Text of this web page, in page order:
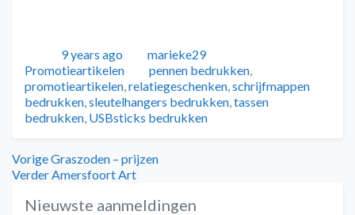
Geplaatst
9 years ago Auteur
marieke29
Promotieartikelen
Tags
pennen bedrukken
promotieartikelen relatiegeschenken schrijfmappen
bedrukken sleutelhangers bedrukken tassen
bedrukken USBsticks bedrukken
Bericht
navigatie
VorigeVorig
bericht:
Graszoden – prijzen
Verder Volgend
Amersfoort Art
Nieuwste aanmeldingen